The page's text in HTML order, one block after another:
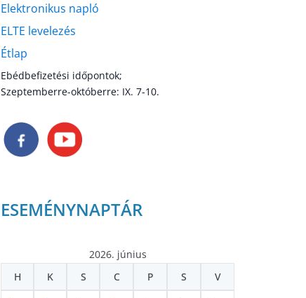
Elektronikus napló
ELTE levelezés
Étlap
Ebédbefizetési időpontok;
Szeptemberre-októberre: IX. 7-10.
ESEMÉNYNAPTÁR
2026. június
H
K S C P S V